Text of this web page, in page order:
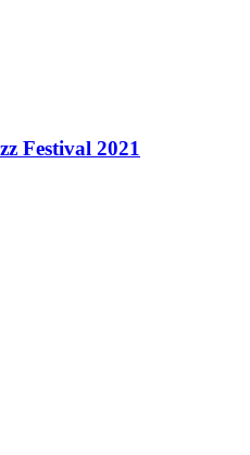
Festival 2021